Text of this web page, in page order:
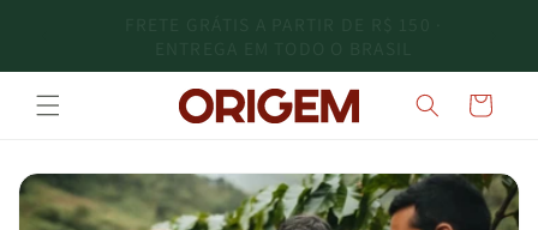
Carrinho